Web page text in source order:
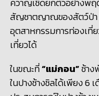
สัญชาตญาณของสัตว์ป่า
อุตสาหกรรมการท่องเที่
เที่ยวได้
ในขณะที่“แม่กอน”ช้าง
ในปางช้างชิลได้เพียง 6